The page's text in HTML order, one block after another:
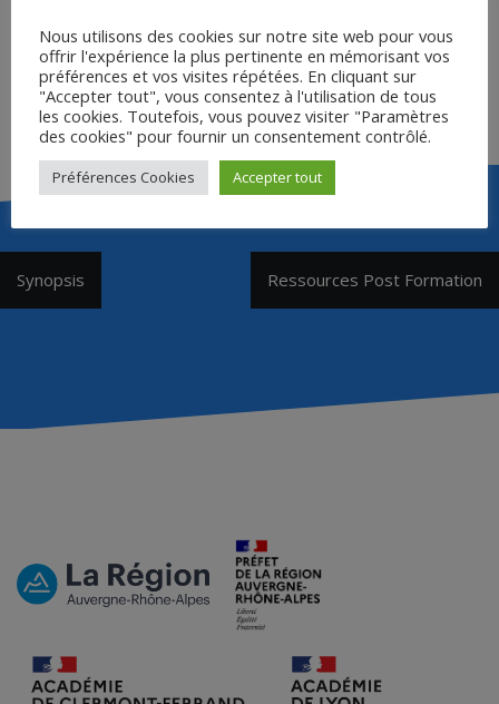
Formation mercredi 12 novembre à l’Institut Lumière à Lyon
– Académie de Lyon
Voir la présentation en cliquant ici.
Navigation
de
Synopsis Ressources Post Formation
Nous utilisons des cookies sur notre site web pour vous
offrir l'expérience la plus pertinente en mémorisant vos
préférences et vos visites répétées. En cliquant sur
"Accepter tout", vous consentez à l'utilisation de tous
les cookies. Toutefois, vous pouvez visiter "Paramètres
des cookies" pour fournir un consentement contrôlé.
Préférences Cookies Accepter tout